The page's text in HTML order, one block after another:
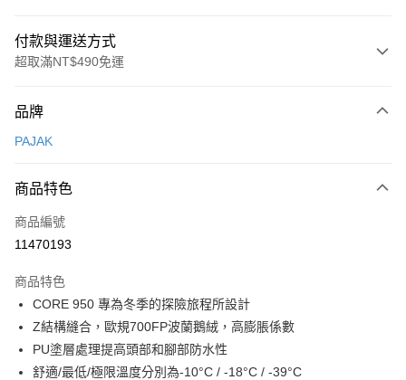
付款與運送方式
超取滿NT$490免運
信用卡一次付款
3 期 0 利率 每期
合作金庫商業銀行
上海商業儲蓄銀行
臺灣中小企業銀行
匯豐（台灣）商業銀行
華泰商業銀行
聯邦商業銀行
遠東國際商業銀行
元大商業銀行
永豐商業銀行
玉山商業銀行
星展（台灣）商業銀行
超商取貨付款
LINE Pay
Apple Pay
ATM付款
運送方式
品牌
PAJAK
商品特色
商品編號
11470193
商品特色
CORE 950 專為冬季的探險旅程所設計
Z結構縫合，歐規700FP波蘭鵝絨，高膨脹係數
PU塗層處理提高頭部和腳部防水性
舒適/最低/極限溫度分別為-10°C / -18°C / -39°C